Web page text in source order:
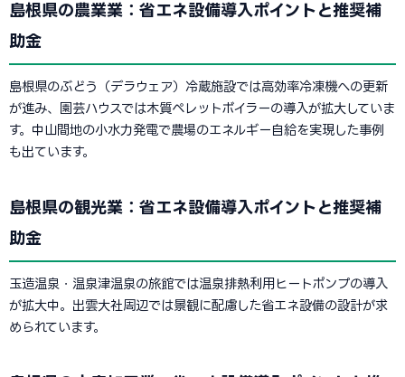
島根県の農業業：省エネ設備導入ポイントと推奨補
助金
島根県のぶどう（デラウェア）冷蔵施設では高効率冷凍機への更新
が進み、園芸ハウスでは木質ペレットボイラーの導入が拡大していま
す。中山間地の小水力発電で農場のエネルギー自給を実現した事例
も出ています。
島根県の観光業：省エネ設備導入ポイントと推奨補
助金
玉造温泉・温泉津温泉の旅館では温泉排熱利用ヒートポンプの導入
が拡大中。出雲大社周辺では景観に配慮した省エネ設備の設計が求
められています。